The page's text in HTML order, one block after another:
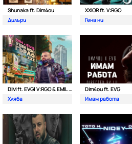
Shunaka ft. Dim4ou
Дилъри
XXIOR ft. V:RGO
Гена ни
DIM ft. EVG| V:RGO & EMIL TRF
Хляба
Dim4ou ft. EVG
Имам работа